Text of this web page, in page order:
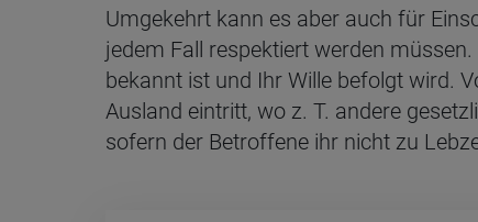
Umgekehrt kann es aber auch für
jedem Fall respektiert werden
bekannt ist und Ihr Wille befolgt wird.
Ausland eintritt, wo z. T. andere
sofern der Betroffene ihr nicht zu